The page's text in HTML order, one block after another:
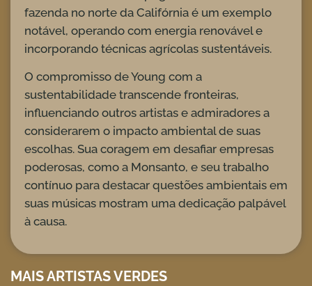
MAIS ARTISTAS VERDES
fazenda no norte da Califórnia é um exemplo
notável, operando com energia renovável e
incorporando técnicas agrícolas sustentáveis.
O compromisso de Young com a
sustentabilidade transcende fronteiras,
influenciando outros artistas e admiradores a
considerarem o impacto ambiental de suas
escolhas. Sua coragem em desafiar empresas
poderosas, como a Monsanto, e seu trabalho
contínuo para destacar questões ambientais em
suas músicas mostram uma dedicação palpável
à causa.